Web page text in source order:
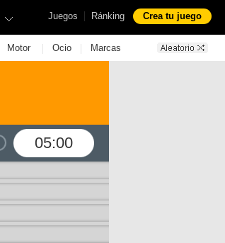
Juegos | Ránking Crea tu juego
Motor | Ocio | Marcas
05:00